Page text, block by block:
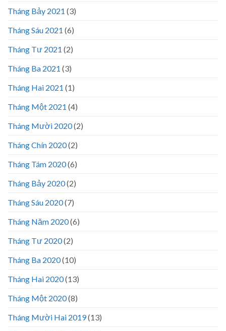
Tháng Bảy 2021 (3)
Tháng Sáu 2021 (6)
Tháng Tư 2021 (2)
Tháng Ba 2021 (3)
Tháng Hai 2021 (1)
Tháng Một 2021 (4)
Tháng Mười 2020(2)
Tháng Chín 2020(2)
Tháng Tám 2020(6)
Tháng Bảy 2020(2)
Tháng Sáu 2020(7)
Tháng Năm 2020(6)
Tháng Tư 2020(2)
Tháng Ba 2020(10)
Tháng Hai 2020(13)
Tháng Một 2020(8)
Tháng Mười Hai 2019(13)